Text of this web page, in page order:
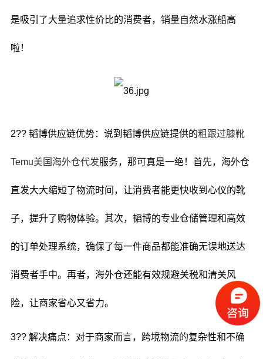
是吸引了大量追求性价比的消费者，销量自然水涨船高
啦！
2?? 韬博供应链优势：说到韬博供应链提供的粗跟过膝靴
Temu美国海外仓代发服务，那可真是一绝！首先，海外仓
直发大大缩短了物流时间，让消费者能更快收到心仪的靴
子，提升了购物体验。其次，韬博的专业仓储管理和高效
的订单处理系统，确保了每一件商品都能准确无误地送达
消费者手中。再者，海外仓还能有效规避关税和清关风
险，让商家省心又省力。
3?? 解决痛点：对于商家而言，跨境物流的复杂性和不确